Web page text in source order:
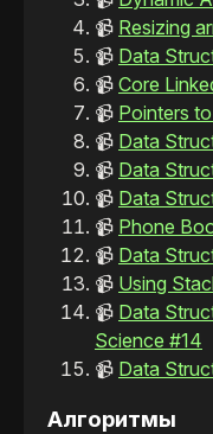
📹 Resizing
📹 Data
📹 Core
📹 Pointers
📹 Data
📹 Data
📹 Data
📹 Phone
📹 Data
📹 Using
📹 Data
Science #14
📹 Data
Алгоритмы